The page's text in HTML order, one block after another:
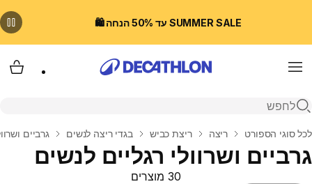
SUMMER SALE עד 50% הנחה 🛍️
Menu
פתיחת חיפוש
בית
לכל סוגי הספורט ריצה ריצת כביש בגדי ריצה לנשים גרביים
גרביים ושרוולי רגליים לנשים
30 מוצרים